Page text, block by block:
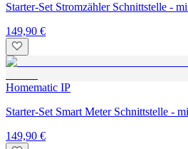
Starter-Set Stromzähler Schnittstelle -
149,90 €
Homematic IP
Starter-Set Smart Meter Schnittstelle -
149,90 €